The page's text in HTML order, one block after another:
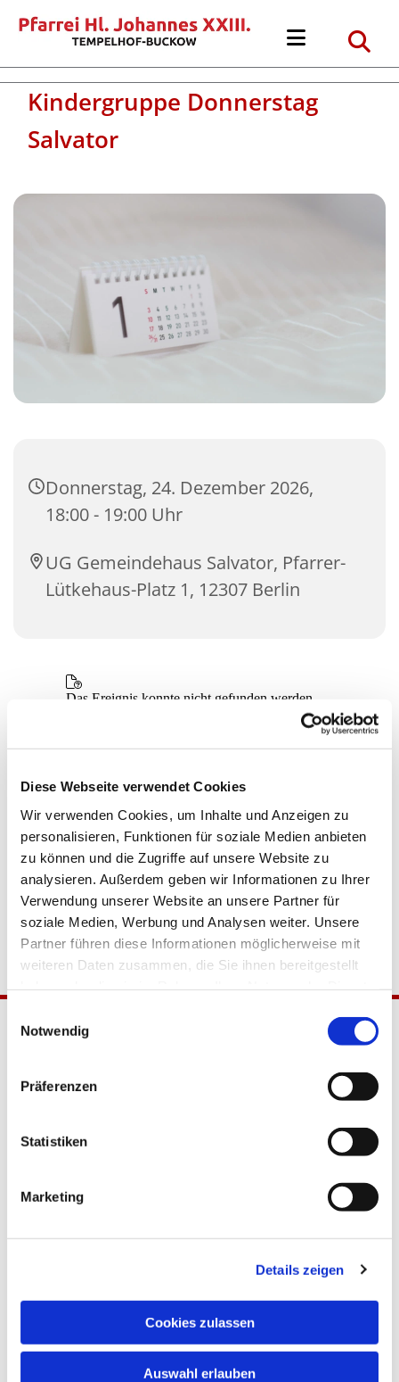
Diese Webseite verwendet Cookies
Wir verwenden Cookies, um Inhalte und Anzeigen zu
personalisieren, Funktionen für soziale Medien anbieten
zu können und die Zugriffe auf unsere Website zu
analysieren. Außerdem geben wir Informationen zu Ihrer
Verwendung unserer Website an unsere Partner für
soziale Medien, Werbung und Analysen weiter. Unsere
Partner führen diese Informationen möglicherweise mit
weiteren Daten zusammen, die Sie ihnen bereitgestellt
Notwendig
Präferenzen
Statistiken
Marketing
Details zeigen
Cookies zulassen
Auswahl erlauben
Kindergruppe Donnerstag
Salvator
Donnerstag, 24. Dezember 2026,
18:00 - 19:00 Uhr
UG Gemeindehaus Salvator, Pfarrer-
Lütkehaus-Platz 1, 12307 Berlin
Tempelhof-Buckow
Gottesdienste